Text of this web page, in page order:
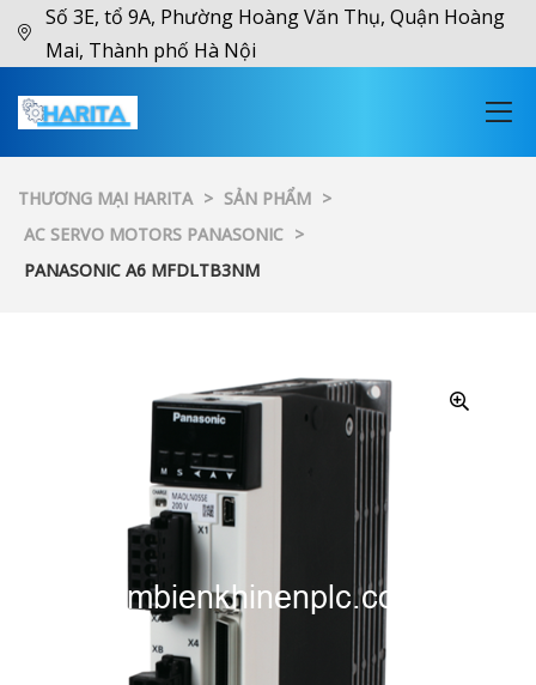
Số 3E, tổ 9A, Phường Hoàng Văn Thụ, Quận Hoàng
Mai, Thành phố Hà Nội
THƯƠNG MẠI HARITA > SẢN PHẨM >
AC SERVO MOTORS PANASONIC >
PANASONIC A6 MFDLTB3NM